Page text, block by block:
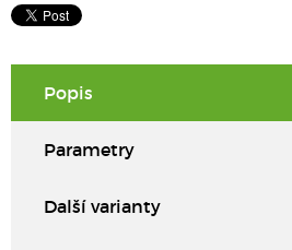
Popis
Parametry
Další varianty